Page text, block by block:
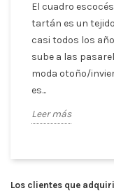
El cuadro
tartán es un
casi todos los
sube a las
moda otoño/
es...
Leer más
Los clientes que